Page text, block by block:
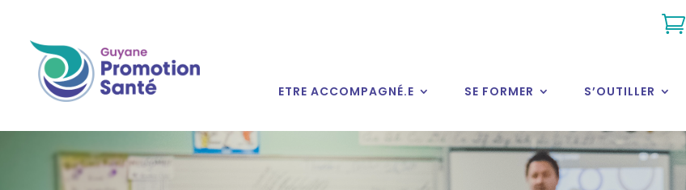

ETRE ACCOMPAGNÉ.E SE FORMER S’OUTILLER